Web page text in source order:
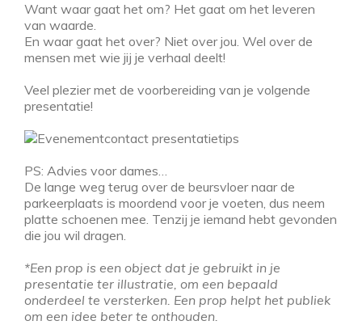
Want waar gaat het om? Het gaat om het leveren
van waarde.
En waar gaat het over? Niet over jou. Wel over de
mensen met wie jij je verhaal deelt!
Veel plezier met de voorbereiding van je volgende
presentatie!
PS: Advies voor dames…
De lange weg terug over de beursvloer naar de
parkeerplaats is moordend voor je voeten, dus neem
platte schoenen mee. Tenzij je iemand hebt gevonden
die jou wil dragen.
*Een prop is een object dat je gebruikt in je
presentatie ter illustratie, om een bepaald
onderdeel te versterken. Een prop helpt het publiek
om een idee beter te onthouden.